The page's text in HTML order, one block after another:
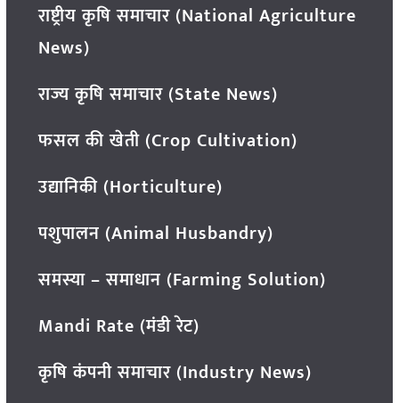
राष्ट्रीय कृषि समाचार (National Agriculture
News)
राज्य कृषि समाचार (State News)
फसल की खेती (Crop Cultivation)
उद्यानिकी (Horticulture)
पशुपालन (Animal Husbandry)
समस्या – समाधान (Farming Solution)
Mandi Rate (मंडी रेट)
कृषि कंपनी समाचार (Industry News)